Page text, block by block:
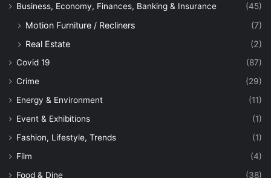
Business, Economy, Finances, Banking & Insurance
(45)
Motion Furniture / Recliners
(7)
Real Estate
(2)
Covid 19
(87)
Crime
(29)
Energy & Environment
(11)
Event & Exhibitions
(1)
Fashion, Lifestyle, Trends
(1)
Film
(4)
Food & Dine
(38)